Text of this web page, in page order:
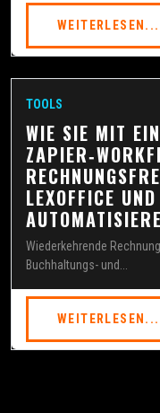
WEITERLESEN...
TOOLS
WIE SIE MIT
LEXOFFICE
Wiederkehrende
Buchhaltungs- und...
WEITERLESEN...